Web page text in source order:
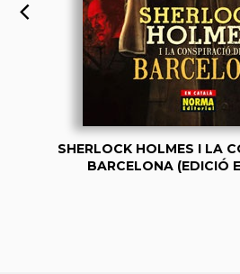
SHERLOCK HOLMES I LA
BARCELONA (EDICIÓ